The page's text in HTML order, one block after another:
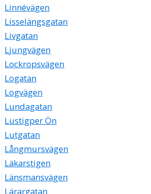
Linnévägen
Lisselängsgatan
Livgatan
Ljungvägen
Lockropsvägen
Logatan
Logvägen
Lundagatan
Lustigper Ön
Lutgatan
Långmursvägen
Läkarstigen
Länsmansvägen
Lärargatan